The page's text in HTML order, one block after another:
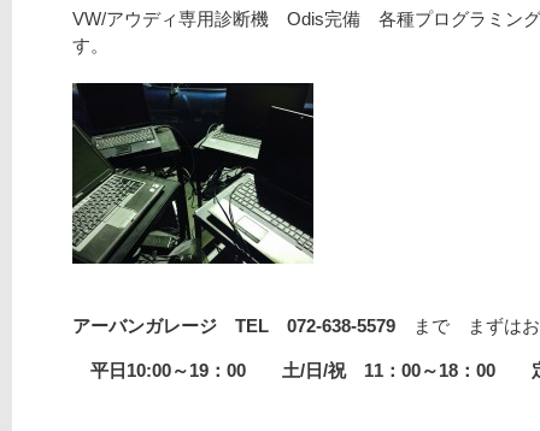
VW/アウディ専用診断機 Odis完備 各種プログラミン
す。
アーバンガレージ TEL 072-638-5579 まで まずは
平日10:00～19：00 土/日/祝 11：00～18：00 定